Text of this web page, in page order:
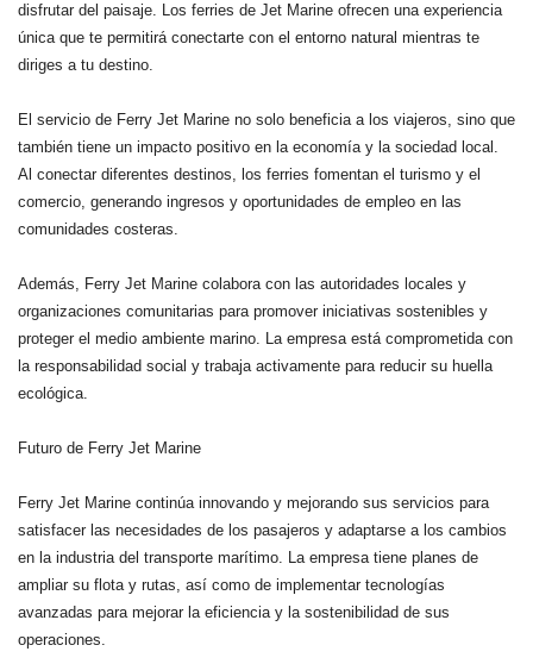
disfrutar del paisaje. Los ferries de Jet Marine ofrecen una experiencia
única que te permitirá conectarte con el entorno natural mientras te
diriges a tu destino.
El servicio de Ferry Jet Marine no solo beneficia a los viajeros, sino que
también tiene un impacto positivo en la economía y la sociedad local.
Al conectar diferentes destinos, los ferries fomentan el turismo y el
comercio, generando ingresos y oportunidades de empleo en las
comunidades costeras.
Además, Ferry Jet Marine colabora con las autoridades locales y
organizaciones comunitarias para promover iniciativas sostenibles y
proteger el medio ambiente marino. La empresa está comprometida con
la responsabilidad social y trabaja activamente para reducir su huella
ecológica.
Futuro de Ferry Jet Marine
Ferry Jet Marine continúa innovando y mejorando sus servicios para
satisfacer las necesidades de los pasajeros y adaptarse a los cambios
en la industria del transporte marítimo. La empresa tiene planes de
ampliar su flota y rutas, así como de implementar tecnologías
avanzadas para mejorar la eficiencia y la sostenibilidad de sus
operaciones.